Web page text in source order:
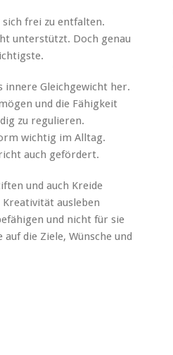
frei zu entfalten.
unterstützt. Doch genau
innere Gleichgewicht her.
und die Fähigkeit
zu regulieren.
wichtig im Alltag.
auch gefördert.
und auch Kreide
ausleben
und nicht für sie
die Ziele, Wünsche und